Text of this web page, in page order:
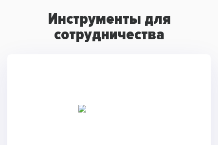
Инструменты для
сотрудничества